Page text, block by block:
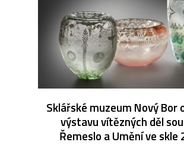
Sklářské muzeum Nový Bor
výstavu vítězných děl
Řemeslo a Umění ve skle